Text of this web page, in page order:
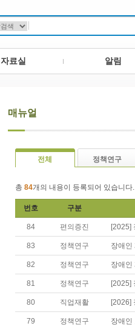
자료실 알림
매뉴얼
전체 정책연구
총 84개의 내용이 등록되어 있습니다.
번호 구분
84 편의증진 [2025]
83 정책연구 장애인
82 정책연구 장애인
81 정책연구 [2025]
80 직업재활 [2026]
79 정책연구 장애인